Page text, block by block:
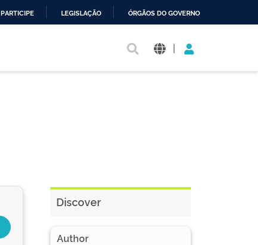
PARTICIPE LEGISLAÇÃO ÓRGÃOS DO GOVERNO
|
Discover
Author